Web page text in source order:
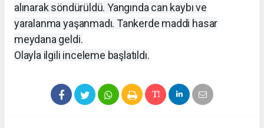
alınarak söndürüldü. Yangında can kaybı ve
yaralanma yaşanmadı. Tankerde maddi hasar
meydana geldi.
Olayla ilgili inceleme başlatıldı.